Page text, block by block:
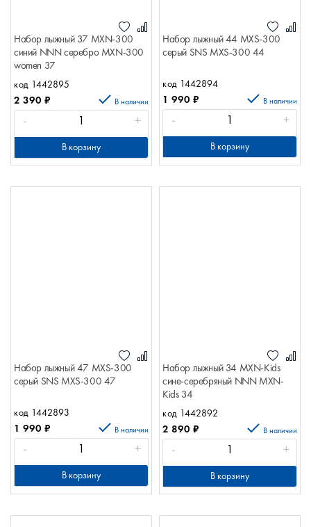
Набор лыжный 37 MХN-300
синий NNN серебро MХN-300
women 37
код 1442895
2 390 ₽ В наличии
- +
В корзину
Набор лыжный 44 MХS-300
серый SNS MХS-300 44
код 1442894
1 990 ₽ В наличии
- +
В корзину
Набор лыжный 47 MХS-300
серый SNS MХS-300 47
код 1442893
1 990 ₽ В наличии
- +
В корзину
Набор лыжный 34 MXN-Kids
сине-серебряный NNN MXN-
Kids 34
код 1442892
2 890 ₽ В наличии
- +
В корзину